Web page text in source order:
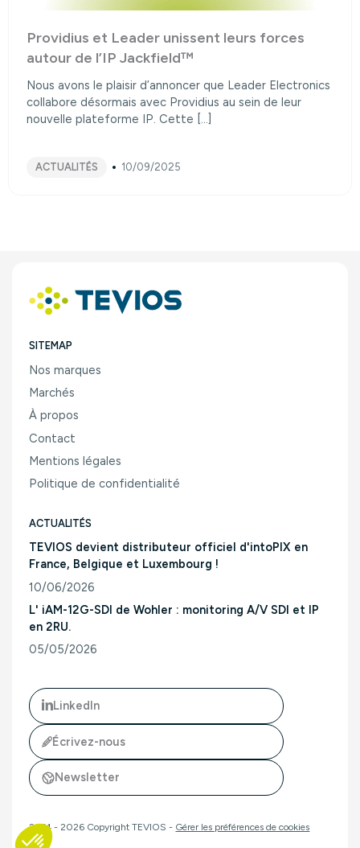
Providius et Leader unissent leurs forces
autour de l’IP Jackfield™
Nous avons le plaisir d’annoncer que Leader Electronics
collabore désormais avec Providius au sein de leur
nouvelle plateforme IP. Cette […]
ACTUALITÉS 10/09/2025
SITEMAP
Nos marques
Marchés
À propos
Contact
Mentions légales
Politique de confidentialité
ACTUALITÉS
TEVIOS devient distributeur officiel d'intoPIX en
France, Belgique et Luxembourg !
10/06/2026
Consulter l'article "TEVIOS devient distributeur officiel
L' iAM-12G-SDI de Wohler : monitoring A/V SDI et IP
en 2RU.
05/05/2026
LinkedIn
Écrivez-nous
Newsletter
2014 - 2026 Copyright TEVIOS - Gérer les préférences de cookies